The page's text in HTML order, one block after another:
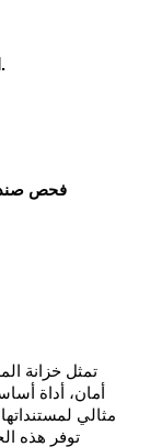
التأكد من إغلاق جميع الأدراج بعد الاستخدام.
فحص
تمثل خزانة
أمان، أداة
مثالي
توفر هذه